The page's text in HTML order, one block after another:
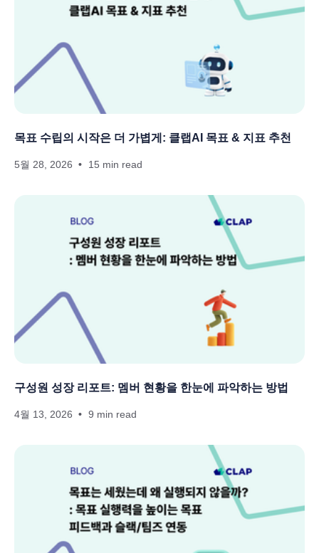
목표 수립의 시작은 더 가볍게: 클랩AI 목표 & 지표 추천
5월 28, 2026 15 min read
구성원 성장 리포트: 멤버 현황을 한눈에 파악하는 방법
4월 13, 2026 9 min read